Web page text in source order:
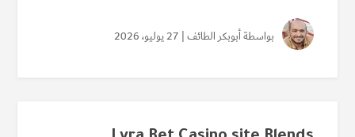
بواسطةأبوبكر الطائف| 27 يوليو، 2026